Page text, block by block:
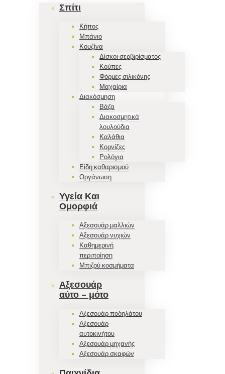
Σπίτι
Κήπος
Μπάνιο
Κουζίνα
Δίσκοι σερβιρίσματος
Κούπες
Φόρμες σιλικόνης
Μαχαίρια
Διακόσμηση
Βάζα
Διακοσμητικά
λουλούδια
Καλάθια
Κορνίζες
Ρολόγια
Είδη καθαρισμού
Οργάνωση
Υγεία Και
Ομορφιά
Αξεσουάρ μαλλιών
Αξεσουάρ νυχιών
Καθημερινή
περιποίηση
Μπιζού κοσμήματα
Αξεσουάρ
αύτο – μότο
Αξεσουάρ ποδηλάτου
Αξεσουάρ
αυτοκινήτου
Αξεσουάρ μηχανής
Αξεσουάρ σκαφών